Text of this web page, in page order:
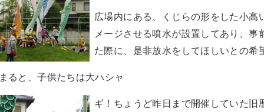
広場内にある、くじらの形をした小高
メージさせる噴水が設置してあり、
た際に、是非放水をしてほしいとの希
ると、子供たちは大ハシャ
ギ！ちょうど昨日まで開催していた旧